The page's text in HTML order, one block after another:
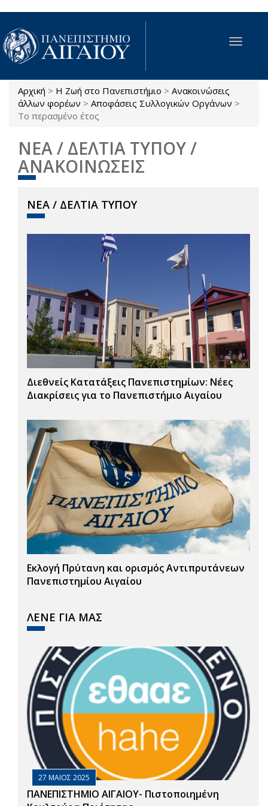
Παράκαμψη προς το κυρίως περιεχόμενο
Toggle
Είστε εδώ
Αρχική > Η Ζωή στο Πανεπιστήμιο > Ανακοινώσεις
άλλων φορέων > Αποφάσεις Συλλογικών Οργάνων >
Το περασμένο έτος
ΝΕΑ / ΔΕΛΤΙΑ ΤΥΠΟΥ /
ΑΝΑΚΟΙΝΩΣΕΙΣ
ΝΕΑ / ΔΕΛΤΙΑ ΤΥΠΟΥ
Διεθνείς Κατατάξεις Πανεπιστημίων: Νέες
Διακρίσεις για το Πανεπιστήμιο Αιγαίου
Εκλογή Πρύτανη και ορισμός Αντιπρυτάνεων
Πανεπιστημίου Αιγαίου
ΛΕΝΕ ΓΙΑ ΜΑΣ
27 ΜΑΙΟΣ 2025
ΠΑΝΕΠΙΣΤΗΜΙΟ ΑΙΓΑΙΟΥ- Πιστοποιημένη